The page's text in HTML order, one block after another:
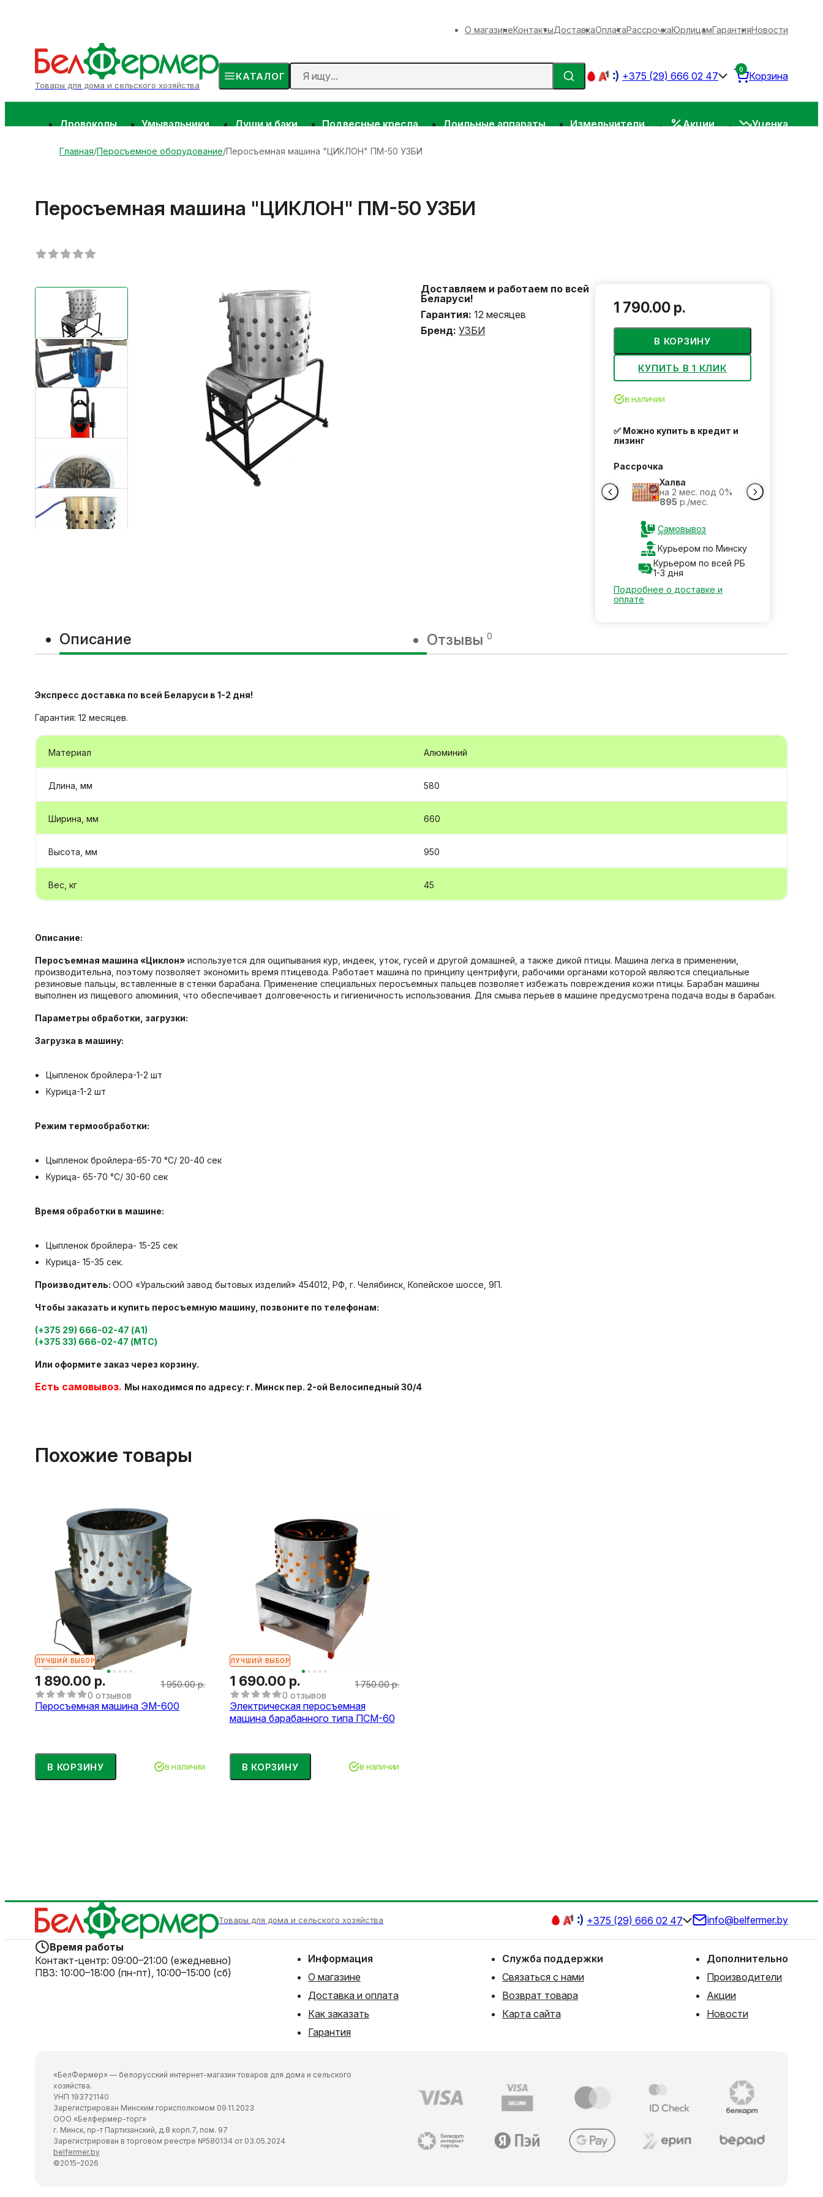
О магазинеКонтактыДоставкаОплатаРассрочкаЮрлицамГарантияНовости
Товары для дома и сельского хозяйства
КАТАЛОГ +375 (29) 666 02 47 Корзина
0
Дровоколы Умывальники Души и баки Подвесные кресла Доильные аппараты Измельчители Акции Уценка
Главная Перосъемное оборудование Перосъемная машина "ЦИКЛОН" ПМ-50 УЗБИ
Перосъемная машина "ЦИКЛОН" ПМ-50 УЗБИ
Доставляем и работаем по всей
Беларуси!
Гарантия: 12 месяцев
Бренд: УЗБИ
1 790.00 р.
В КОРЗИНУ
КУПИТЬ В 1 КЛИК
в наличии
✅ Можно купить в кредит и
лизинг
Рассрочка
Халва
на 2 мес. под 0%
895 р./мес.
Самовывоз
Курьером по Минску
Курьером по всей РБ
1-3 дня
Подробнее о доставке и
оплате
Описание Отзывы 0
Экспресс доставка по всей Беларуси в 1-2 дня!
Гарантия: 12 месяцев.
Материал Алюминий
Длина, мм 580
Ширина, мм 660
Высота, мм 950
Вес, кг 45
Описание:
Перосъемная машина «Циклон» используется для ощипывания кур, индеек, уток, гусей и другой домашней, а также дикой птицы. Машина легка в применении,
производительна, поэтому позволяет экономить время птицевода. Работает машина по принципу центрифуги, рабочими органами которой являются специальные
резиновые пальцы, вставленные в стенки барабана. Применение специальных перосъемных пальцев позволяет избежать повреждения кожи птицы. Барабан машины
выполнен из пищевого алюминия, что обеспечивает долговечность и гигиеничность использования. Для смыва перьев в машине предусмотрена подача воды в барабан.
Параметры обработки, загрузки:
Загрузка в машину:
Цыпленок бройлера-1-2 шт
Курица-1-2 шт
Режим термообработки:
Цыпленок бройлера-65-70 °C/ 20-40 сек
Курица- 65-70 °C/ 30-60 сек
Время обработки в машине:
Цыпленок бройлера- 15-25 сек
Курица- 15-35 сек.
Производитель: ООО «Уральский завод бытовых изделий» 454012, РФ, г. Челябинск, Копейское шоссе, 9П.
Чтобы заказать и купить перосъемную машину, позвоните по телефонам:
(+375 29) 666-02-47 (А1)
(+375 33) 666-02-47 (МТС)
Или оформите заказ через корзину.
Есть самовывоз. Мы находимся по адресу: г. Минск пер. 2-ой Велосипедный 30/4
Похожие товары
ЛУЧШИЙ ВЫБОР
1 890.00 р.
1 950.00 р.
0 отзывов
Перосъемная машина ЭМ-600
В КОРЗИНУ в наличии
ЛУЧШИЙ ВЫБОР
1 690.00 р.
1 750.00 р.
0 отзывов
Электрическая перосъемная
машина барабанного типа ПСМ-60
В КОРЗИНУ в наличии
Товары для дома и сельского хозяйства +375 (29) 666 02 47 info@belfermer.by
Время работы
Контакт-центр: 09:00–21:00 (ежедневно)
ПВЗ: 10:00–18:00 (пн-пт), 10:00–15:00 (сб)
Информация
О магазине
Доставка и оплата
Как заказать
Гарантия
Служба поддержки
Связаться с нами
Возврат товара
Карта сайта
Дополнительно
Производители
Акции
Новости
«БелФермер» — белорусский интернет-магазин товаров для дома и сельского
хозяйства.
УНП 193721140
Зарегистрирован Минским горисполкомом 09.11.2023
ООО «Белфермер-торг»
г. Минск, пр-т Партизанский, д.8 корп.7, пом. 97
Зарегистрирован в торговом реестре №580134 от 03.05.2024
belfermer.by
©2015–2026